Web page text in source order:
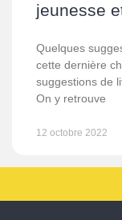
jeunesse
Quelques
cette dernière
suggestions de
On y retrouve
12 octobre 2022